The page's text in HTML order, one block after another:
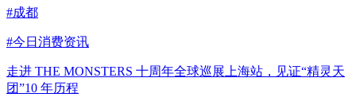
#成都
#今日消费资讯
走进 THE MONSTERS 十周年全球巡展上海站，见证“精灵天
团”10 年历程